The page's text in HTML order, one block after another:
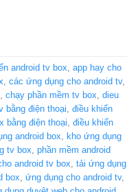
android tv box, app hay cho
, các ứng dụng cho android tv,
, chạy phần mềm tv box, dieu
bằng điện thoại, điều khiển
bằng điện thoại, điều khiển
android box, kho ứng dụng
tv box, phần mềm android
android tv box, tải ứng dụng
box, ứng dụng cho android tv,